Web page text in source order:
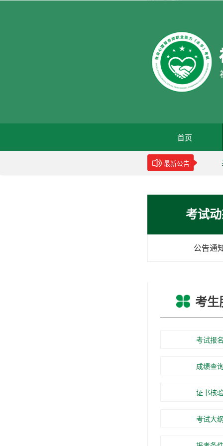
首页
最新公告
新华网：世卫组织呼
考试
公告通
考生
考试报
成绩查
证书核
考试大